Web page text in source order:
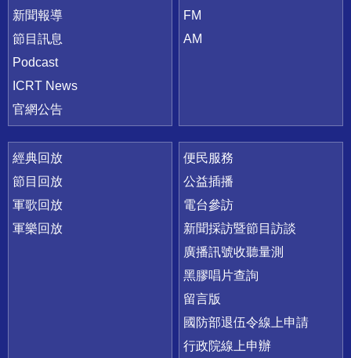
新聞報導
節目訊息
Podcast
ICRT News
官網公告
FM
AM
經典回放
節目回放
軍歌回放
軍樂回放
便民服務
公益插播
電台參訪
新聞採訪暨節目訪談
廣播訊號收聽量測
黑膠唱片查詢
留言版
國防部退伍令線上申請
行政院線上申辦